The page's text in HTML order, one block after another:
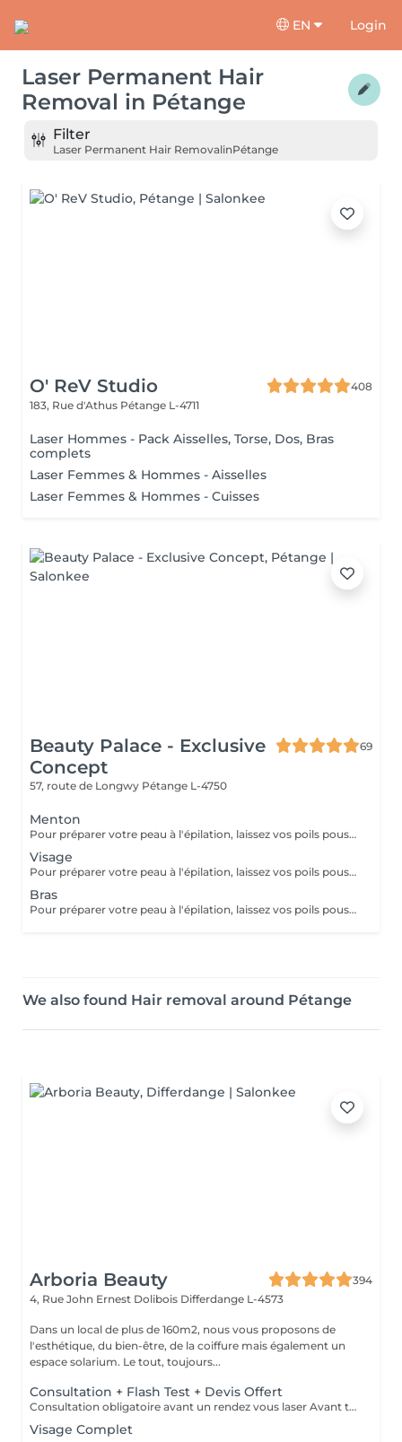
EN Login
Laser Permanent Hair
Removal in Pétange
Filter
Laser Permanent Hair RemovalinPétange
O' ReV Studio
408
183, Rue d'Athus Pétange L-4711
Laser Hommes - Pack Aisselles, Torse, Dos, Bras
complets
Laser Femmes & Hommes - Aisselles
Laser Femmes & Hommes - Cuisses
Beauty Palace - Exclusive
Concept
69
57, route de Longwy Pétange L-4750
Menton
Pour préparer votre peau à l'épilation, laissez vos poils pousser pendant au moins deux semaines après le dernier rasage pour assurer une longueur adéquate. Il est également recommandé, mais non indispensable, d'effectuer un gommage doux 24 heures avant la séance pour éliminer les cellules mortes et faciliter l'extraction des poils. Le jour de l'épilation, évitez d'appliquer des crèmes ou des huiles sur la zone concernée afin d'assurer une bonne adhérence de la cire. Enfin, protégez votre peau en évitant l'exposition au soleil ou les séances de bronzage, qui pourraient la rendre plus sensible et irritable.
Visage
Pour préparer votre peau à l'épilation, laissez vos poils pousser pendant au moins deux semaines après le dernier rasage pour assurer une longueur adéquate. Il est également recommandé, mais non indispensable, d'effectuer un gommage doux 24 heures avant la séance pour éliminer les cellules mortes et faciliter l'extraction des poils. Le jour de l'épilation, évitez d'appliquer des crèmes ou des huiles sur la zone concernée afin d'assurer une bonne adhérence de la cire. Enfin, protégez votre peau en évitant l'exposition au soleil ou les séances de bronzage, qui pourraient la rendre plus sensible et irritable.
Bras
Pour préparer votre peau à l'épilation, laissez vos poils pousser pendant au moins deux semaines après le dernier rasage pour assurer une longueur adéquate. Il est également recommandé, mais non indispensable, d'effectuer un gommage doux 24 heures avant la séance pour éliminer les cellules mortes et faciliter l'extraction des poils. Le jour de l'épilation, évitez d'appliquer des crèmes ou des huiles sur la zone concernée afin d'assurer une bonne adhérence de la cire. Enfin, protégez votre peau en évitant l'exposition au soleil ou les séances de bronzage, qui pourraient la rendre plus sensible et irritable.
We also found Hair removal around Pétange
Arboria Beauty
394
4, Rue John Ernest Dolibois Differdange L-4573
Dans un local de plus de 160m2, nous vous proposons de
l'esthétique, du bien-être, de la coiffure mais également un
espace solarium. Le tout, toujours...
Consultation + Flash Test + Devis Offert
Consultation obligatoire avant un rendez vous laser Avant tout traitement, nous vous proposons gratuitement un rendez-vous d'information afin de vous apporter toutes les explications utiles et évaluer vos besoins spécifiques. Un flash test est effectué et un devis personnalisé vous est proposé.
Visage Complet